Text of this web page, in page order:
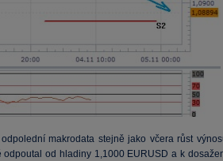
makrodata stejně jako včera růst
odpoutal od hladiny 1,1000 EURUSD a k